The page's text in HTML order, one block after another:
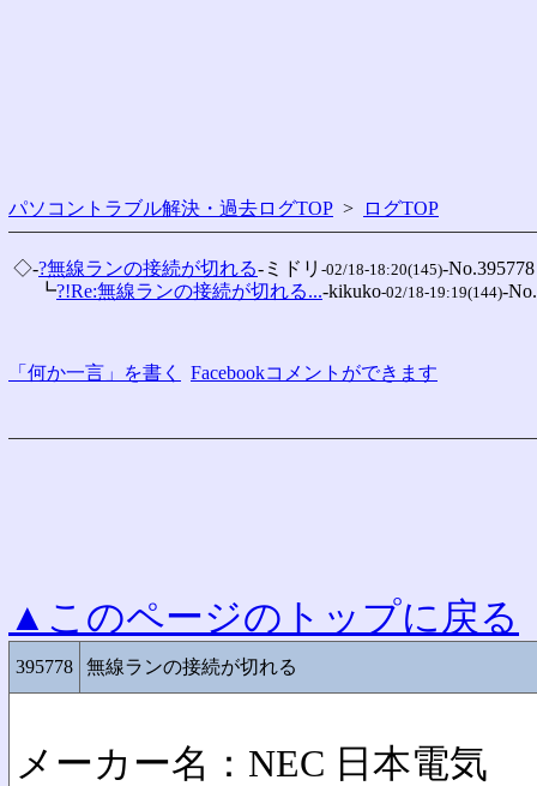
パソコントラブル解決・過去ログTOP > ログTOP
◇-?無線ランの接続が切れる-ミドリ -02/18-18:20(145)-No.395778
┗?!Re:無線ランの接続が切れる...-kikuko-02/18-19:19(144)-
「何か一言」を書く Facebookコメントができます
▲このページのトップに戻る
395778 無線ランの接続が切れる
メーカー名：NEC 日本電気